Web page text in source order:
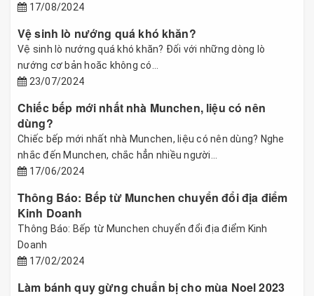
17/08/2024
Vệ sinh lò nướng quá khó khăn?
Vệ sinh lò nướng quá khó khăn? Đối với những dòng lò
nướng cơ bản hoăc không có...
23/07/2024
Chiếc bếp mới nhất nhà Munchen, liệu có nên
dùng?
Chiếc bếp mới nhất nhà Munchen, liệu có nên dùng? Nghe
nhắc đến Munchen, chắc hẳn nhiều người...
17/06/2024
Thông Báo: Bếp từ Munchen chuyển đổi địa điểm
Kinh Doanh
Thông Báo: Bếp từ Munchen chuyển đổi địa điểm Kinh
Doanh
17/02/2024
Làm bánh quy gừng chuẩn bị cho mùa Noel 2023